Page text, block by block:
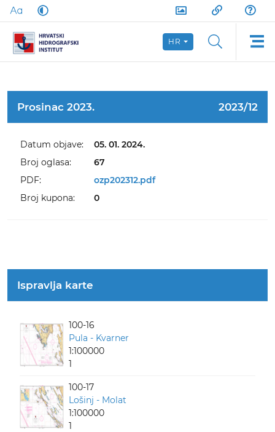
HR
Prosinac 2023. 2023/12
Datum objave:
05. 01. 2024.
Broj oglasa:
67
PDF:
ozp202312.pdf
Broj kupona:
0
Ispravlja karte
100-16
Pula - Kvarner
1:100000
1
100-17
Lošinj - Molat
1:100000
1